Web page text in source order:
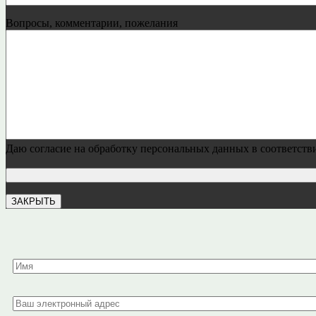
Вопросы, комментарии, пожелания
Даю согласие на обработку персональных данных в
ЗАКРЫТЬ